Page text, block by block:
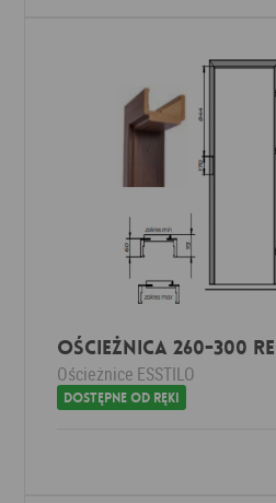
Ościeżnica 260-300
Ościeżnice ESSTILO
Dostępne od ręki